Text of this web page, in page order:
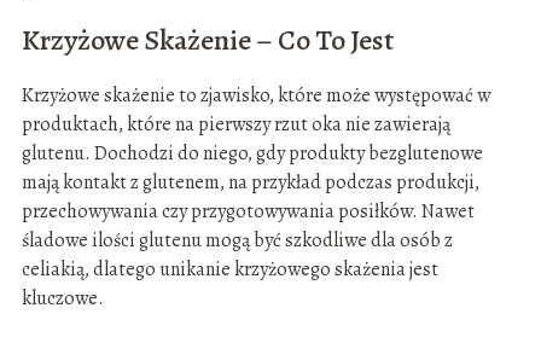
Krzyżowe Skażenie – Co To Jest
Krzyżowe skażenie to zjawisko, które może występować w
produktach, które na pierwszy rzut oka nie zawierają
glutenu. Dochodzi do niego, gdy produkty bezglutenowe
mają kontakt z glutenem, na przykład podczas produkcji,
przechowywania czy przygotowywania posiłków. Nawet
śladowe ilości glutenu mogą być szkodliwe dla osób z
celiakią, dlatego unikanie krzyżowego skażenia jest
kluczowe.